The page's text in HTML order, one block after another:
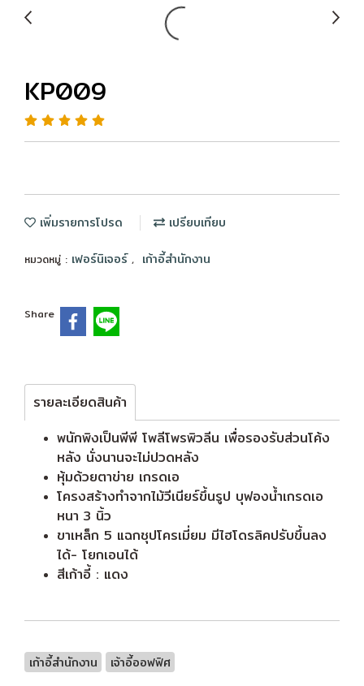
KP009
เพิ่มรายการโปรด เปรียบเทียบ
หมวดหมู่ : เฟอร์นิเจอร์ , เก้าอี้สำนักงาน
Share
รายละเอียดสินค้า
พนักพิงเป็นพีพี โพลีโพรพิวลีน เพื่อรองรับส่วนโค้ง
หลัง นั่งนานจะไม่ปวดหลัง
หุ้มด้วยตาข่าย เกรดเอ
โครงสร้างทำจากไม้วีเนียร์ขึ้นรูป บุฟองน้ำเกรดเอ
หนา 3 นิ้ว
ขาเหล็ก 5 แฉกชุปโครเมี่ยม มีไฮโดรลิคปรับขึ้นลง
ได้- โยกเอนได้
สีเก้าอี้ : แดง
เก้าอี้สำนักงาน เจ้าอี้ออฟฟิศ